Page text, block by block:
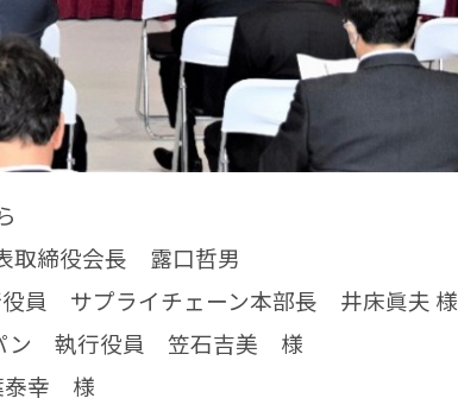
取締役会長 露口哲男
員 サプライチェーン本部長 井床眞夫 様
パン 執行役員 笠石吉美 様
泰幸 様